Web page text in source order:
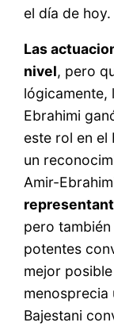
el día de hoy.
Las
nivel, pero
lógicamente,
Ebrahimi
este rol en el
un
Amir-
pero
potentes
mejor
menosprecia
Bajestani